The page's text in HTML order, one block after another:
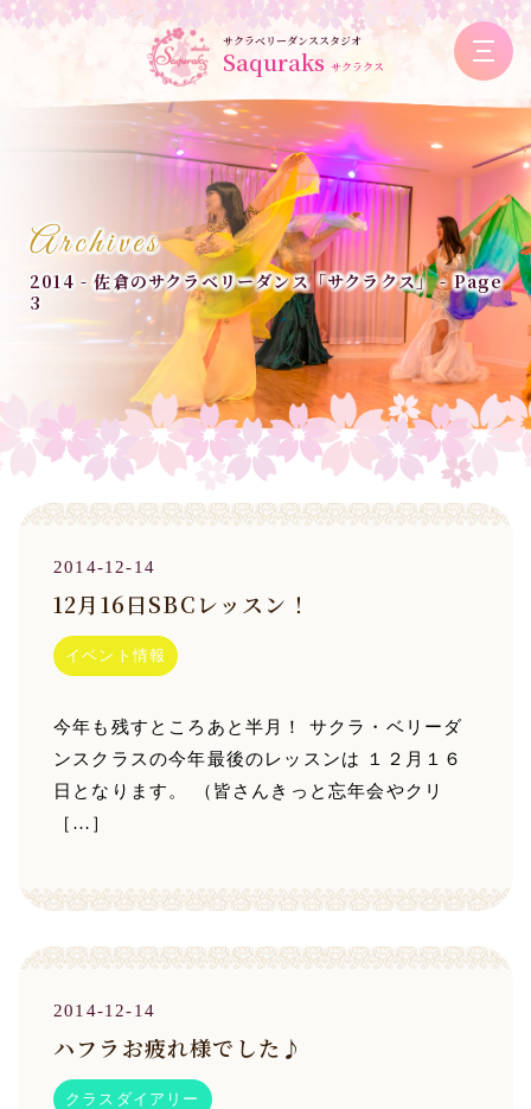
サクラベリーダンススタジオ
Saquraks サクラクス
Archives
2014 - 佐倉のサクラベリーダンス「サクラクス」 - Page
3
2014-12-14
12月16日SBCレッスン！
イベント情報
今年も残すところあと半月！ サクラ・ベリーダ
ンスクラスの今年最後のレッスンは １２月１６
日となります。 （皆さんきっと忘年会やクリ
［…］
2014-12-14
ハフラお疲れ様でした♪
クラスダイアリー